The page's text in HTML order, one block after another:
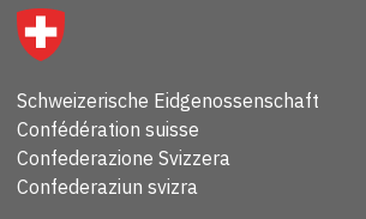
Schweizerische Eidgenossenschaft
Confédération suisse
Confederazione Svizzera
Confederaziun svizra